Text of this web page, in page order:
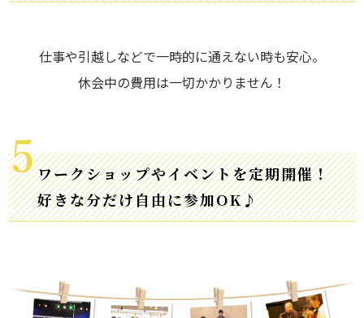
仕事や引越しなどで一時的に通えない時も安心。
休会中の費用は一切かかりません！
ワークショップやイベントを定期開催！
好きな分だけ自由に参加OK♪